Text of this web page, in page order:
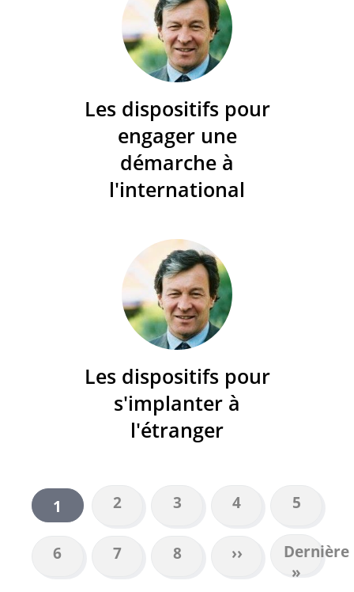
Les dispositifs pour
engager une
démarche à
l'international
Les dispositifs pour
s'implanter à
l'étranger
PAGINATION
Page
courante
1 Page
2 Page
3 Page
4 Page
5
Page
6 Page
7 Page
8
Page
suivante
››
Dernière
page
Dernière
»